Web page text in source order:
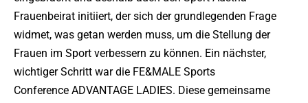
Frauenbeirat initiiert, der sich der grundlegenden Frage
widmet, was getan werden muss, um die Stellung der
Frauen im Sport verbessern zu können. Ein nächster,
wichtiger Schritt war die FE&MALE Sports
Conference ADVANTAGE LADIES. Diese gemeinsame